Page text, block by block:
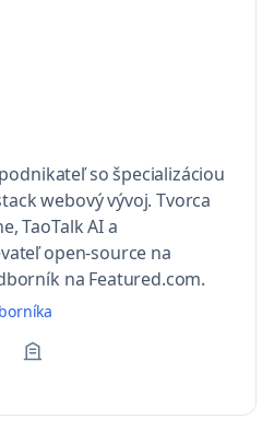
so špecializáciou
webový vývoj. Tvorca
TaoTalk AI a
open-source na
na Featured.com.